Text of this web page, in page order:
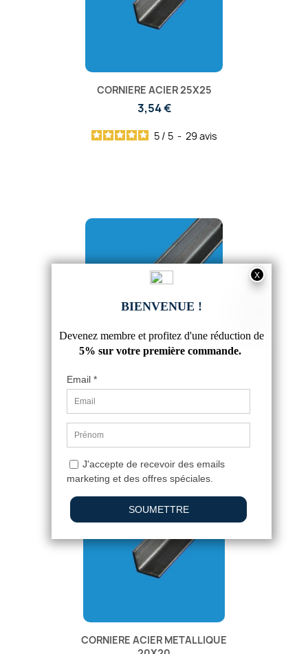
CORNIERE ACIER 25X25
3,54 €
5 / 5 - 29 avis
CORNIÈRE INÉGALE ACIER 80X60
26,98 €
CORNIERE ACIER METALLIQUE